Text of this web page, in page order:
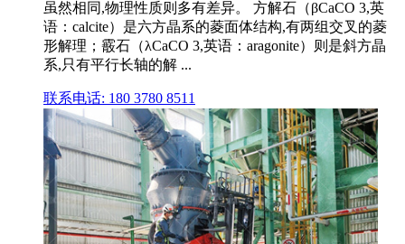
虽然相同,物理性质则多有差异。 方解石（βCaCO 3,英
语：calcite）是六方晶系的菱面体结构,有两组交叉的菱
形解理；霰石（λCaCO 3,英语：aragonite）则是斜方晶
系,只有平行长轴的解 ...
联系电话: 180 3780 8511